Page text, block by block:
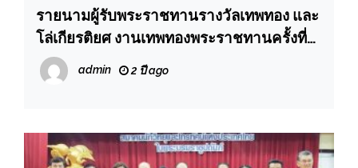
รายนามผู้รับพระราชทานรางวัลเทพทอง และ
โล่เกียรติยศ งานเทพทองพระราชทานครั้งที่
๒๒ ประจำปี ๒๕๖๖
admin 2 ปี ago